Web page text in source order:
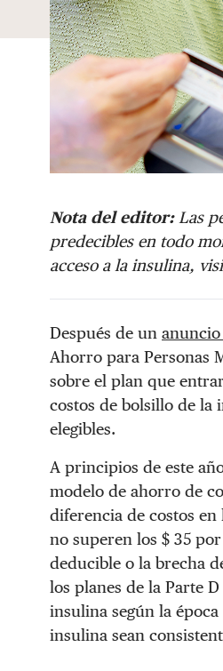
Nota del editor:Las
predecibles en todo
acceso a la insulina,
Después de un anuncio
Ahorro para Personas
sobre el plan que
costos de bolsillo de la
elegibles.
A principios de este
modelo de ahorro de
diferencia de costos
no superen los $ 35
deducible o la brecha
los planes de la Parte
insulina según la
insulina sean